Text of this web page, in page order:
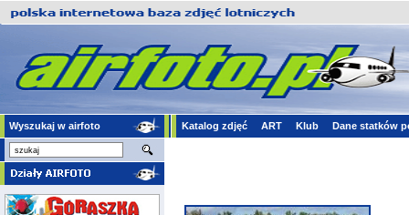
Wyszukaj w airfoto Katalog zdjęć ART Klub Dane statków